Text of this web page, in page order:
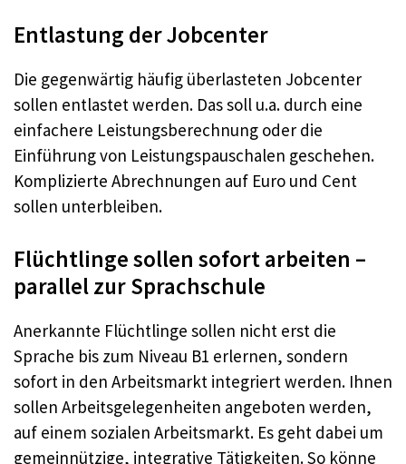
Entlastung der Jobcenter
Die gegenwärtig häufig überlasteten Jobcenter
sollen entlastet werden. Das soll u.a. durch eine
einfachere Leistungsberechnung oder die
Einführung von Leistungspauschalen geschehen.
Komplizierte Abrechnungen auf Euro und Cent
sollen unterbleiben.
Flüchtlinge sollen sofort arbeiten –
parallel zur Sprachschule
Anerkannte Flüchtlinge sollen nicht erst die
Sprache bis zum Niveau B1 erlernen, sondern
sofort in den Arbeitsmarkt integriert werden. Ihnen
sollen Arbeitsgelegenheiten angeboten werden,
auf einem sozialen Arbeitsmarkt. Es geht dabei um
gemeinnützige, integrative Tätigkeiten. So könne